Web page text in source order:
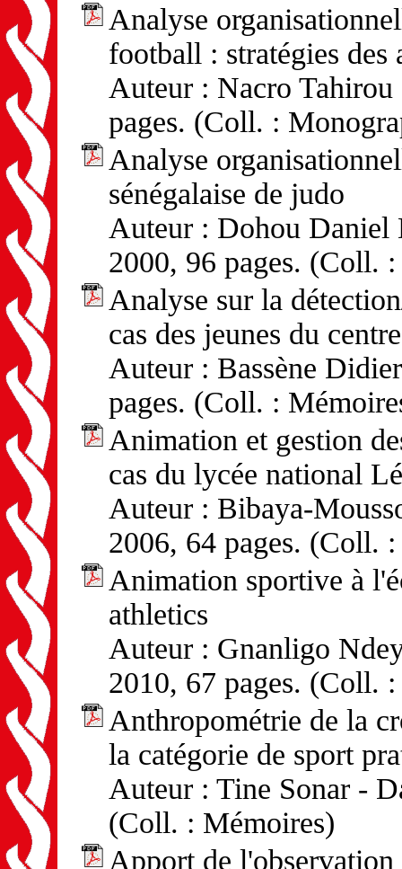
Analyse
football : stratégies des
Auteur : Nacro
pages. (Coll. :
Analyse
sénégalaise de judo
Auteur : Dohou Daniel
2000, 96 pages. (Coll.
Analyse sur la
cas des jeunes du
Auteur : Bassène
pages. (Coll. :
Animation et gestion
cas du lycée national
Auteur : Bibaya-
2006, 64 pages. (Coll.
Animation sportive à
athletics
Auteur : Gnanligo
2010, 67 pages. (Coll.
Anthropométrie de la
la catégorie de sport
Auteur : Tine Sonar -
(Coll. : Mémoires)
Apport de